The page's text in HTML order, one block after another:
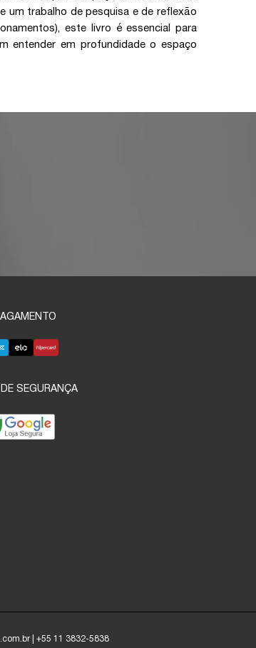
um trabalho de pesquisa e de reflexão
este livro é essencial para
entender em profundidade o espaço
SEGURANÇA
| +55 11 3832-5838